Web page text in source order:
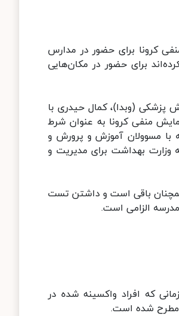
کرونا برای حضور در مدارس
برای حضور در مکان‌هایی
پزشکی (وبدا)، کمال حیدری با
منفی کرونا به عنوان شرط
با مسوولان آموزش و پرورش و
وزارت بهداشت برای مدیریت و
همچنان باقی است و داشتن تست
الزامی است.
که افراد واکسینه شده در
مطرح شده است.